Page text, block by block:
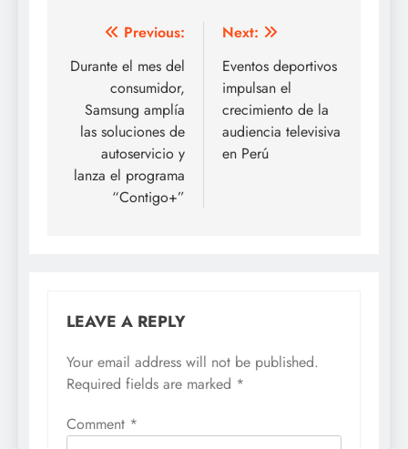
Post
navigation
Previous:
Durante el mes del
consumidor,
Samsung amplía
las soluciones de
autoservicio y
lanza el programa
“Contigo+”
Next:
Eventos deportivos
impulsan el
crecimiento de la
audiencia televisiva
en Perú
LEAVE A REPLY
Your email address will not be published.
Required fields are marked *
Comment *